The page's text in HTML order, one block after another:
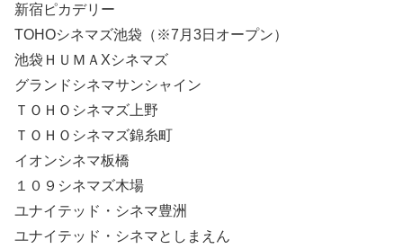
新宿ピカデリー
TOHOシネマズ池袋（※7月3日オープン）
池袋ＨＵＭＡXシネマズ
グランドシネマサンシャイン
ＴＯＨＯシネマズ上野
ＴＯＨＯシネマズ錦糸町
イオンシネマ板橋
１０９シネマズ木場
ユナイテッド・シネマ豊洲
ユナイテッド・シネマとしまえん